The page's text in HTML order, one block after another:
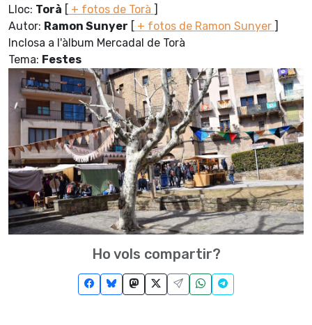
Lloc: Torà [ + fotos de Torà ]
Autor: Ramon Sunyer [ + fotos de Ramon Sunyer ]
Inclosa a l'àlbum Mercadal de Torà
Tema: Festes
Ho vols compartir?